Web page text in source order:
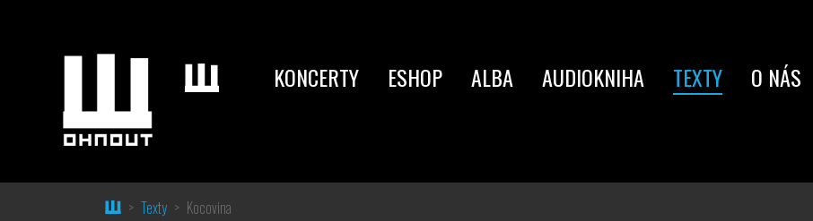
KONCERTY ESHOP ALBA AUDIOKNIHA TEXTY O NÁS
HomeTexty Kocovina